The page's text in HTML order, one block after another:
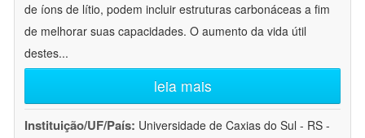
de íons de lítio, podem incluir estruturas carbonáceas a fim
de melhorar suas capacidades. O aumento da vida útil
destes...
leia mais
Instituição/UF/País: Universidade de Caxias do Sul - RS -